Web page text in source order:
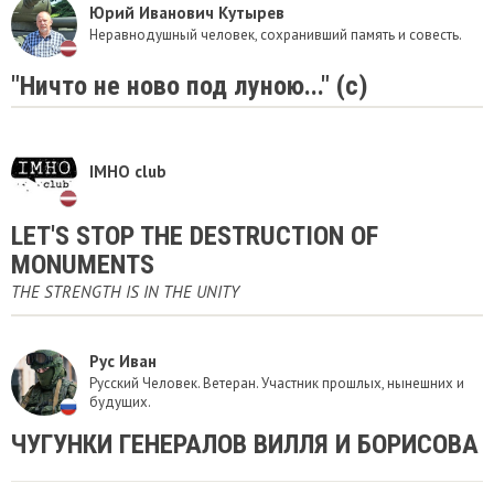
Юрий Иванович Кутырев
Неравнодушный человек, сохранивший память и совесть.
"Ничто не ново под луною..." (с)
IMHO club
LET'S STOP THE DESTRUCTION OF
MONUMENTS
THE STRENGTH IS IN THE UNITY
Рус Иван
Русский Человек. Ветеран. Участник прошлых, нынешних и
будущих.
ЧУГУНКИ ГЕНЕРАЛОВ ВИЛЛЯ И БОРИСОВА